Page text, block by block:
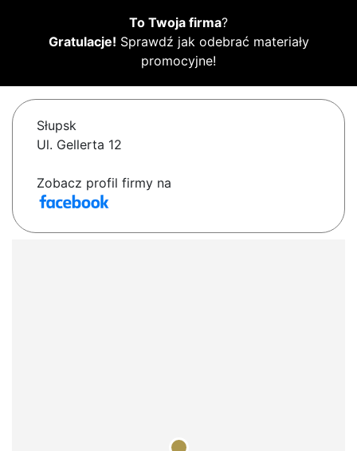
To Twoja firma?
Gratulacje! Sprawdź jak odebrać materiały
promocyjne!
Słupsk
Ul. Gellerta 12
Zobacz profil firmy na